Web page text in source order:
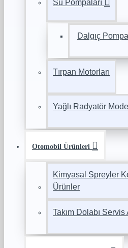
Su Pompaları
Dalgıç
Tırpan Motorları
Yağlı Radyatör
Otomobil Ürünleri
Kimyasal Spreyler
Ürünler
Takım Dolabı Servis